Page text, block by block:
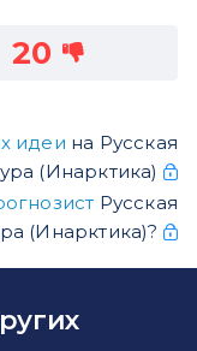
20
идеи на Русская
(Инарктика)
Русская
(Инарктика)?